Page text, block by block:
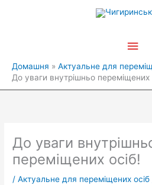
Домашня
Актуальне для
До уваги внутрішньо переміщених
До уваги
переміщених осіб!
/Актуальне для переміщених осіб